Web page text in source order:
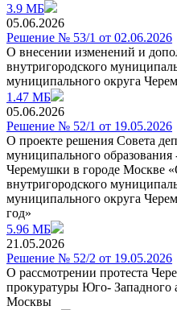
3.9 МБ
05.06.2026
Решение № 53/1 от 02.06.2026
О внесении изменений и
внутригородского
муниципального округа
1.47 МБ
05.06.2026
Решение № 52/1 от 19.05.2026
О проекте решения Совета
муниципального
Черемушки в городе Москве
внутригородского
муниципального округа
год»
5.96 МБ
21.05.2026
Решение № 52/2 от 19.05.2026
О рассмотрении протеста
прокуратуры Юго- Западного
Москвы